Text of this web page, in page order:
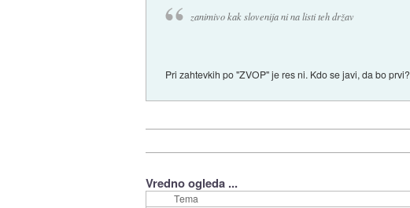
zanimivo kak slovenija ni na listi teh držav
Pri zahtevkih po "ZVOP" je res ni. Kdo se javi, da bo prvi?
Vredno ogleda ...
Tema